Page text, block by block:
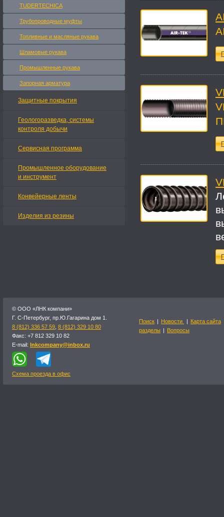
TUDERTECHICA
Трубопроводные муфты
Топливные и масляные рукавa
Шламовые рукава
Промышленные рукава
Запорная арматура
Защитные покрытия
Геологоразведка, системы
контроля добычи
Сервисная программа
Промышленное оборудование
и инструмент
Конвейерные ленты
Изделия из резины
© OOO «ЛНК компани»
Г. С-Петербург, пр.Ю.Гагарина дом 1.
8 (812) 336 57 59 8 (812) 329 10 80
Факс: +7 812 329 10 82
E-mail: lnkcompany@inbox.ru
Схема проезда в офис
Поиск | Новости | Карта сайта
разделы | Вопросы